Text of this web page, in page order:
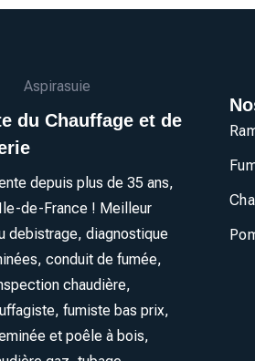
du Chauffage et de
depuis plus de 35 ans,
de-France ! Meilleur
debistrage, diagnostique
conduit de fumée,
chaudière,
fumiste bas prix,
et poêle à bois,